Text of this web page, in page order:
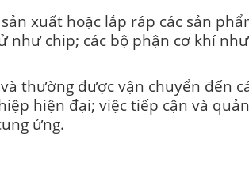
xuất hoặc lắp ráp các sản
như chip; các bộ phận cơ khí
thường được vận chuyển đến
hiện đại; việc tiếp cận và
ứng.